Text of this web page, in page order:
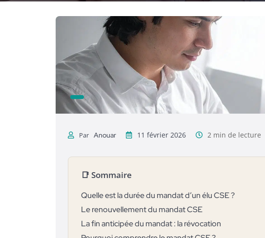
Par Anouar 11 février 2026 2 min de lecture
📑 Sommaire
Quelle est la durée du mandat d’un élu CSE ?
Le renouvellement du mandat CSE
La fin anticipée du mandat : la révocation